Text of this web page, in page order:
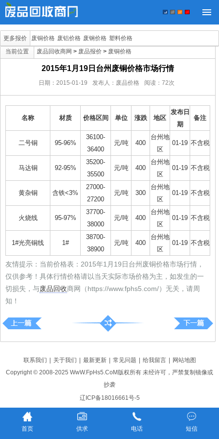
更多报价 废铜价格 废铝价格 废钢价格 塑料价格
当前位置
废品回收商网 > 废品报价 > 废铜价格
2015年1月19日台州废铜价格市场行情
日期： 2015-01-19 发布人：废品价格 阅读： 72次
名称 材质 价格区间 单位 涨跌 地区
发布日
期
备注
二号铜 95-96%
36100-
36400
元/吨 400
台州地
区
01-19 不含税
马达铜 92-95%
35200-
35500
元/吨 400
台州地
区
01-19 不含税
黄杂铜 含铁<3%
27000-
27200
元/吨 300
台州地
区
01-19 不含税
火烧线 95-97%
37700-
38000
元/吨 400
台州地
区
01-19 不含税
1#光亮铜线 1#
38700-
38900
元/吨 400
台州地
区
01-19 不含税
友情提示：当前价格表：2015年1月19日台州废铜价格市场行情，
仅供参考！具体行情价格请以当天实际市场价格为主，如发生的一
切损失，与废品回收商网（https://www.fphs5.com/）无关，请周
知！
联系我们 关于我们 最新更新 常见问题 给我留言
网站地图
Copyright © 2008-2025 WwW.FpHs5.CoM版权所有 未经许可，严禁复制镜像或
抄袭
辽ICP备18016661号-5
首页 供求 电话 短信